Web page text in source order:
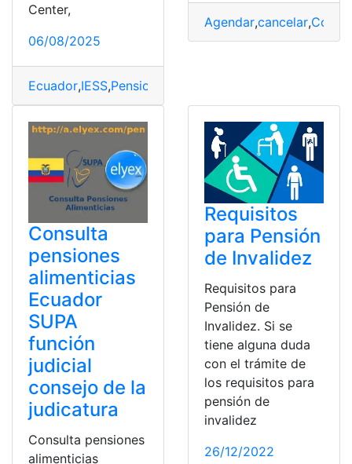
Center,
06/08/2025
Ecuador,IESS,Pensionista
Agendar,cancelar,
Consulta
pensiones
alimenticias
Ecuador
SUPA
función
judicial
consejo de la
judicatura
Consulta pensiones
alimenticias
Requisitos
para Pensión
de Invalidez
Requisitos para
Pensión de
Invalidez. Si se
tiene alguna duda
con el trámite de
los requisitos para
pensión de
invalidez
26/12/2022